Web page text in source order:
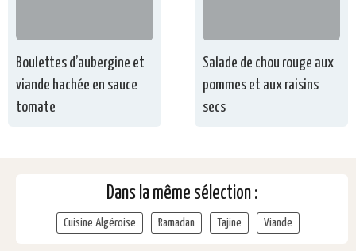
Boulettes d’aubergine et
viande hachée en sauce
tomate
Salade de chou rouge aux
pommes et aux raisins
secs
Dans la même sélection :
Cuisine Algéroise Ramadan Tajine Viande